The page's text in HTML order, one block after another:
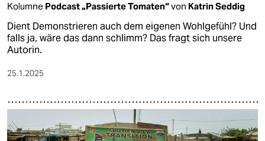
Kolumne Podcast „Passierte Tomaten“von Katrin Seddig
Dient Demonstrieren auch dem eigenen Wohlgefühl? Und
falls ja, wäre das dann schlimm? Das fragt sich unsere
Autorin.
25.1.2025